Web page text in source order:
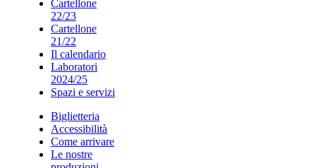
Cartellone
22/23
Cartellone
21/22
Il calendario
Laboratori
2024/25
Spazi e servizi
Biglietteria
Accessibilità
Come arrivare
Le nostre